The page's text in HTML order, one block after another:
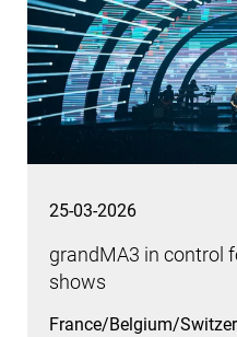
25-03-2026
grandMA3 in control
shows
France/Belgium/